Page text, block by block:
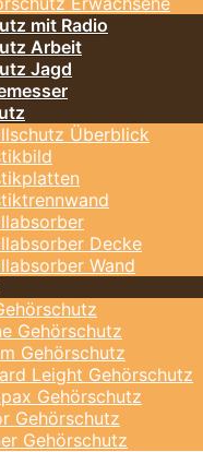
mit Radio
Arbeit
Jagd
Überblick
Decke
Wand
Gehörschutz
Gehörschutz
Leight Gehörschutz
Gehörschutz
Gehörschutz
Gehörschutz